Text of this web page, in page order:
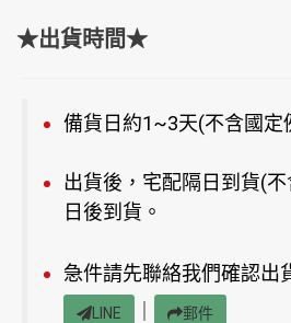
★出貨時間★
備貨日約1~3天(不含國定
出貨後，宅配隔日到貨(
日後到貨。
急件請先聯絡我們確認出
LINE 郵件